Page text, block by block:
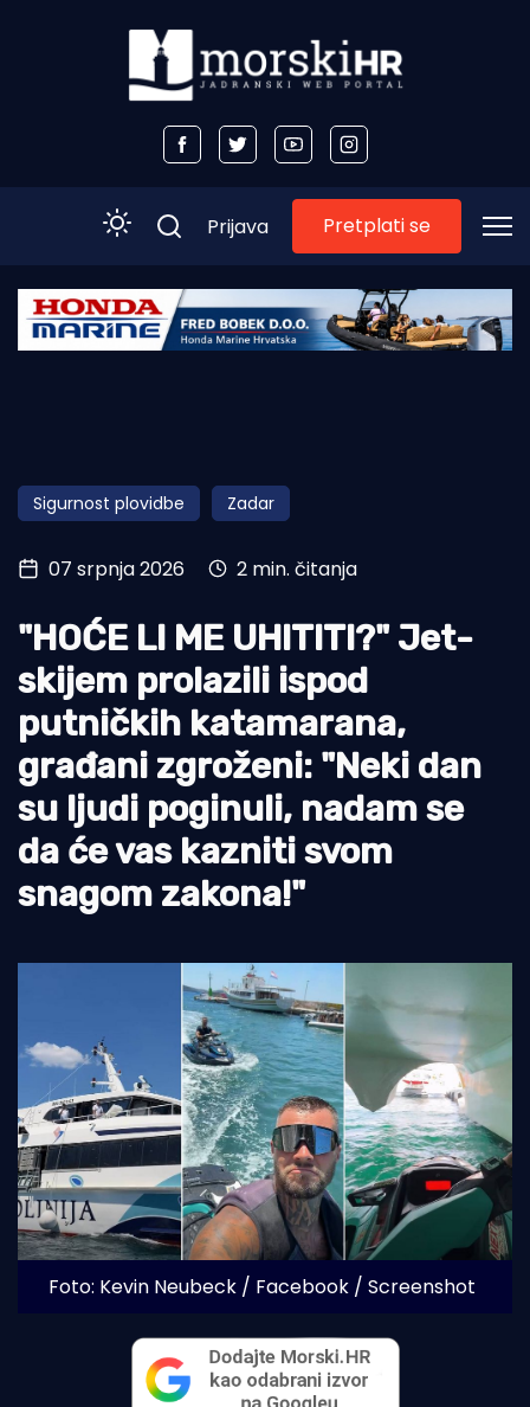
Početna
Obala
Otoci
Turizam i nautika
Pomorstvo
Ribolov
Ekologija
Tradicija i kultura
Prijava Pretplati se
Sigurnost plovidbe Zadar
07 srpnja 2026 2 min. čitanja
"HOĆE LI ME UHITITI?" Jet-
skijem prolazili ispod
putničkih katamarana,
građani zgroženi: "Neki dan
su ljudi poginuli, nadam se
da će vas kazniti svom
snagom zakona!"
Foto: Kevin Neubeck / Facebook / Screenshot